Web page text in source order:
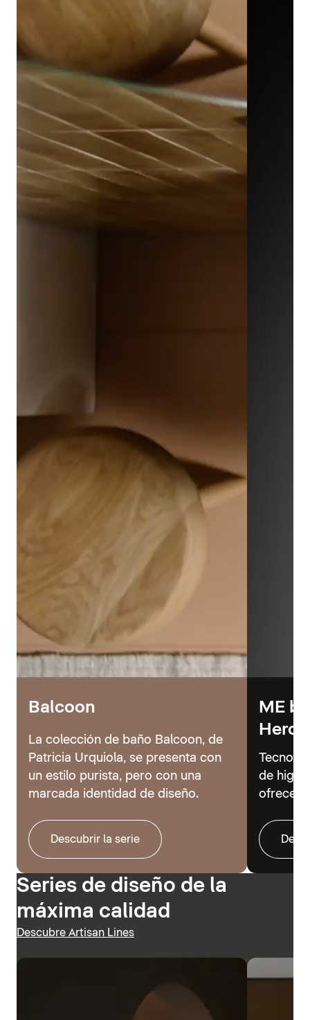
Balcoon
La colección de baño Balcoon, de
Patricia Urquiola, se presenta con
un estilo purista, pero con una
marcada identidad de diseño.
Descubrir la serie
ME
Hero
de
ofrecer
Series de diseño de la
máxima calidad
Descubre Artisan Lines